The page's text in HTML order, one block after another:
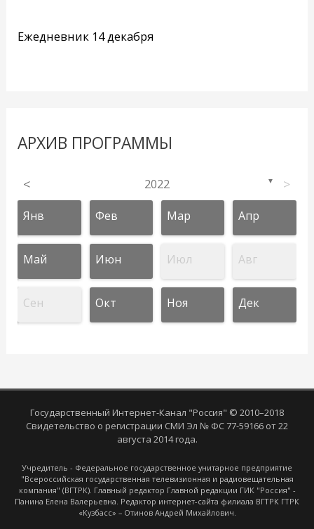
Ежедневник 14 декабря
АРХИВ ПРОГРАММЫ
< 2022 ▼ >
Янв Фев Мар Апр
Май Июн Июл Авг
Сен Окт Ноя Дек
Государственный Интернет-Канал "Россия" © 2010–2018
Свидетельство о регистрации СМИ Эл № ФС 77-59166 от 22
августа 2014 года.
Учредитель - Федеральное государственное унитарное предприятие
"Всероссийская государственная телевизионная и радиовещательная
компания" (ВГТРК). Главный редактор Главной редакции ГИК "Россия" -
Панина Елена Валерьевна. Редактор интернет-сайта филиала ВГТРК ГТРК
«Кузбасс» – Отинов Андрей Михайлович.